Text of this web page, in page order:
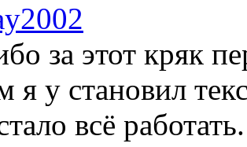
за этот кряк
я у становил
всё